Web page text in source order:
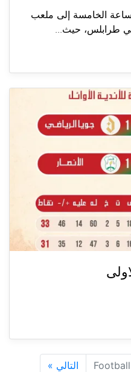
الخامسة إلى ملعب
طرابلس، حيث...
التالي »